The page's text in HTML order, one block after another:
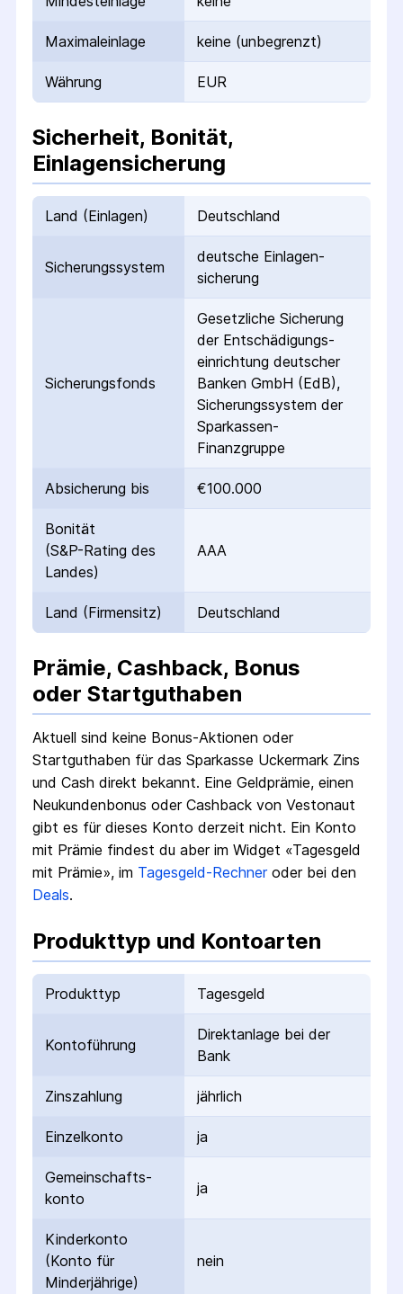
Maximaleinlage keine (unbegrenzt)
Währung EUR
Sicherheit, Bonität,
Einlagensicherung
Land (Einlagen) Deutschland
Sicherungs­system
deutsche Einlagen­
sicherung
Sicherungs­fonds
Gesetzliche Sicherung
der Entschädigungs­
einrichtung deutscher
Banken GmbH (EdB),
Sicherungssystem der
Sparkassen-
Finanzgruppe
Absicherung bis €100.000
Bonität
(S&P-Rating des
Landes)
AAA
Land (Firmensitz) Deutschland
Prämie, Cashback, Bonus
oder Startguthaben
Aktuell sind keine Bonus-Aktionen oder
Startguthaben für das Sparkasse Uckermark Zins
und Cash direkt bekannt. Eine Geldprämie, einen
Neukundenbonus oder Cashback von Vestonaut
gibt es für dieses Konto derzeit nicht. Ein Konto
mit Prämie findest du aber im Widget «Tagesgeld
mit Prämie», im Tagesgeld-Rechneroder bei den
Deals.
Produkttyp und Kontoarten
Produkttyp Tagesgeld
Kontoführung
Direktanlage bei der
Bank
Zinszahlung jährlich
Einzelkonto ja
Gemeinschafts­
konto
ja
Kinderkonto
(Konto für
Minderjährige)
nein